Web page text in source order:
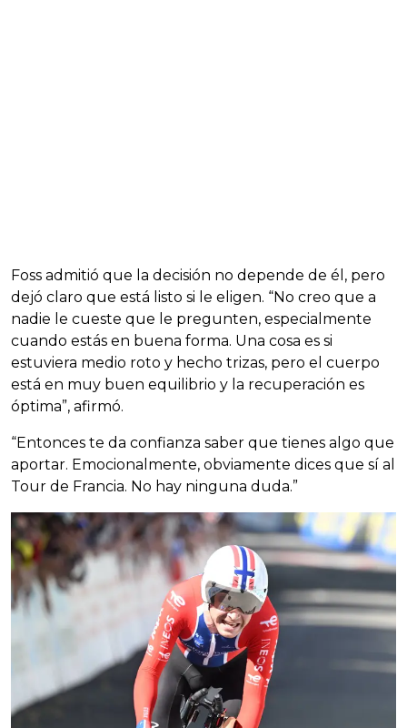
Foss admitió que la decisión no depende de él, pero
dejó claro que está listo si le eligen. “No creo que a
nadie le cueste que le pregunten, especialmente
cuando estás en buena forma. Una cosa es si
estuviera medio roto y hecho trizas, pero el cuerpo
está en muy buen equilibrio y la recuperación es
óptima”, afirmó.
“Entonces te da confianza saber que tienes algo que
aportar. Emocionalmente, obviamente dices que sí al
Tour de Francia. No hay ninguna duda.”